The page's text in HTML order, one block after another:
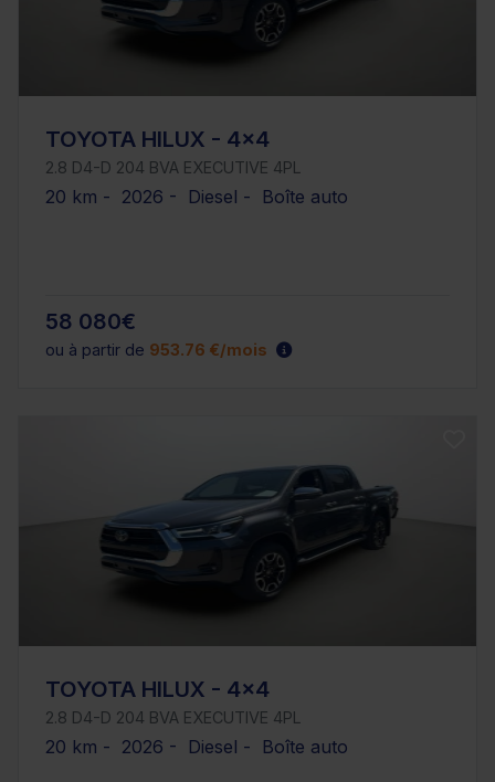
TOYOTA HILUX - 4x4
2.8 D4-D 204 BVA EXECUTIVE 4PL
20 km - 2026 - Diesel - Boîte auto
58 080€
ou à partir de 953.76 €/mois
TOYOTA HILUX - 4x4
2.8 D4-D 204 BVA EXECUTIVE 4PL
20 km - 2026 - Diesel - Boîte auto